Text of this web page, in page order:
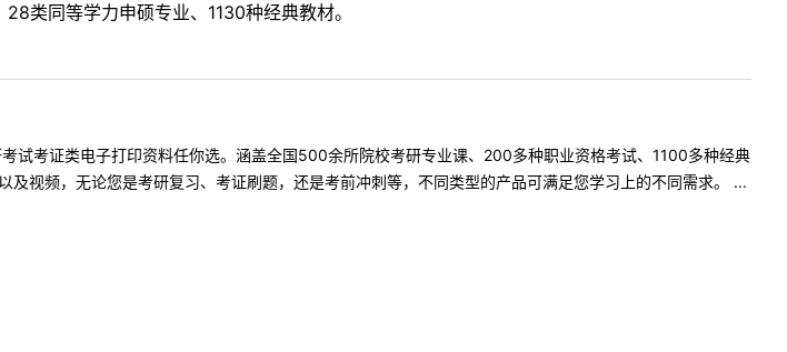
类同等学力申硕专业、1130种经典教材。
试考证类电子打印资料任你选。涵盖全国500余所院校考研专业课、200多种职业资格考试、1100多种经典
及视频，无论您是考研复习、考证刷题，还是考前冲刺等，不同类型的产品可满足您学习上的不同需求。 ...